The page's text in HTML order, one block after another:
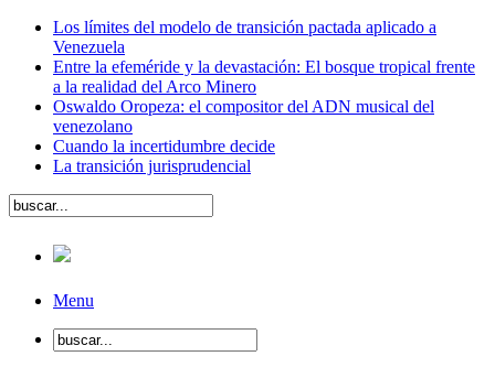
Los límites del modelo de transición pactada aplicado a
Venezuela
Entre la efeméride y la devastación: El bosque tropical frente
a la realidad del Arco Minero
Oswaldo Oropeza: el compositor del ADN musical del
venezolano
Cuando la incertidumbre decide
La transición jurisprudencial
Menu